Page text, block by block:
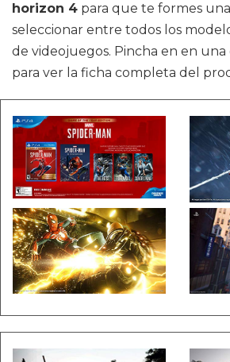
horizon 4 para que te formes
seleccionar entre todos los
de videojuegos. Pincha en en una
para ver la ficha completa del